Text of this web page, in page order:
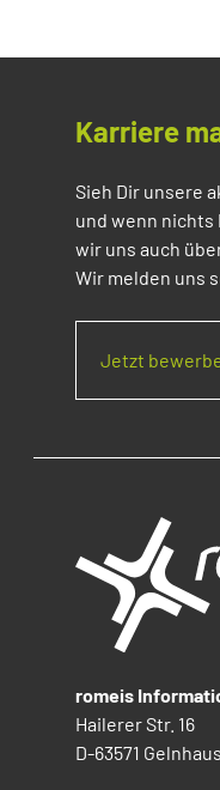
Karriere
Sieh Dir unsere
und wenn nichts
wir uns auch
Wir melden uns
Jetzt
romeis
Hailerer Str. 16
D-63571